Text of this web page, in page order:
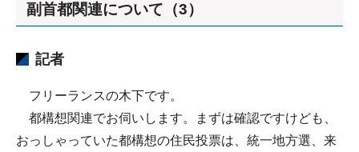
副首都関連について（3）
記者
フリーランスの木下です。
都構想関連でお伺いします。まずは確認ですけども、
おっしゃっていた都構想の住民投票は、統一地方選、来